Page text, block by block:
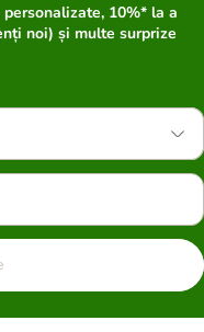
10%* la a
noi) și multe surprize